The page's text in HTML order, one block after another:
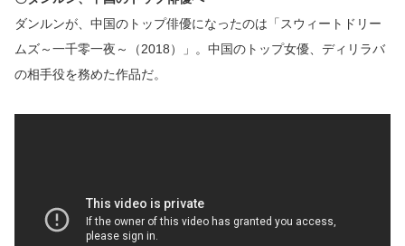
ダンルンが、中国のトップ俳優になったのは「スウィートドリー
ムズ～一千零一夜～（2018）」。中国のトップ女優、ディリラバ
の相手役を務めた作品だ。